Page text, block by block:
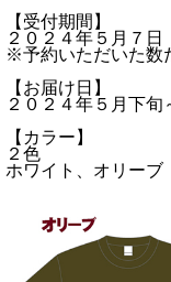
【受付期間】
２０２４年５月７
※予約いただいた数
【お届け日】
２０２４年５月下旬
【カラー】
２色
ホワイト、オリーブ